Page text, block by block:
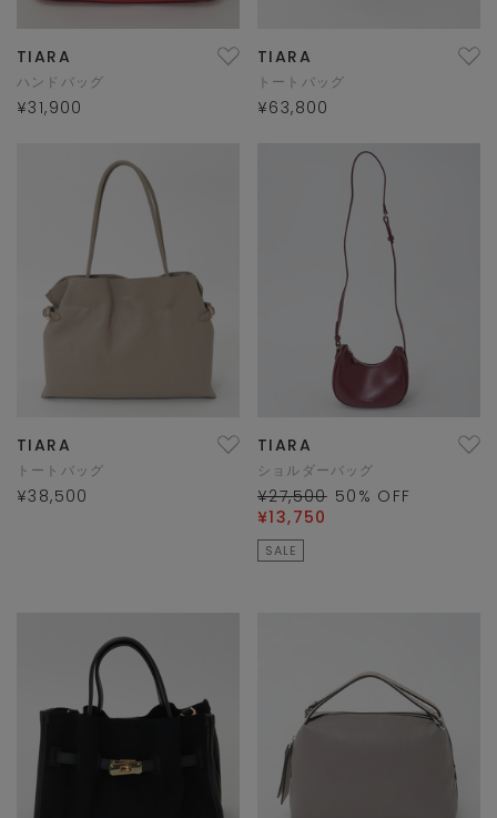
TIARA
ハンドバッグ
¥31,900
TIARA
トートバッグ
¥63,800
TIARA
トートバッグ
¥38,500
TIARA
ショルダーバッグ
¥27,500 50 % OFF
¥13,750
SALE